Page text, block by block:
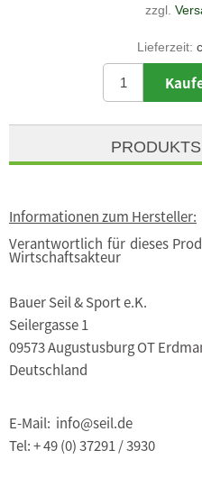
zzgl.
Lieferzeit:
Informationen zum Hersteller:
Verantwortlich für dieses
Wirtschaftsakteur
Bauer Seil & Sport e.K.
Seilergasse 1
09573 Augustusburg OT
Deutschland
E-Mail: info@seil.de
Tel: + 49 (0) 37291 / 3930